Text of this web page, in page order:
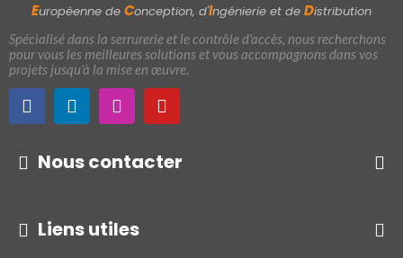
Européenne de Conception, d'Ingénierie et de Distribution
Spécialisé dans la serrurerie et le contrôle d'accès, nous recherchons
pour vous les meilleures solutions et vous accompagnons dans vos
projets jusqu'à la mise en œuvre.
Nous contacter
Liens utiles